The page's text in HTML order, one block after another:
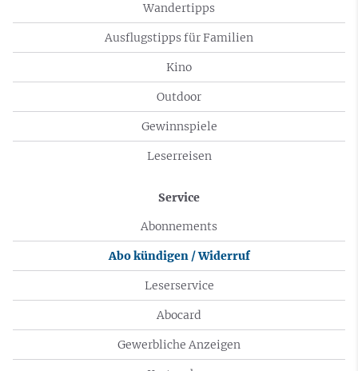
Wandertipps
Ausflugstipps für Familien
Kino
Outdoor
Gewinnspiele
Leserreisen
Service
Abonnements
Abo kündigen / Widerruf
Leserservice
Abocard
Gewerbliche Anzeigen